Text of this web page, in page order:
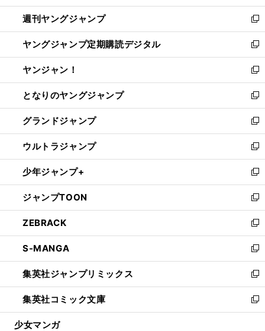
開
く
ウ
で
開
く
ン
ド
ウ
で
開
く
ウ
ィ
ン
ド
ウ
で
開
く
週刊ヤングジャンプ
新
し
い
ウ
ィ
ン
ド
ウ
で
開
く
ヤングジャンプ定期購読デジタル
新
し
い
ウ
ィ
ン
ド
ウ
で
開
く
ヤンジャン！
新
し
い
ウ
ィ
ン
ド
ウ
で
開
く
となりのヤングジャンプ
新
し
い
ウ
ィ
ン
ド
ウ
で
開
く
グランドジャンプ
新
し
い
ウ
ィ
ン
ド
ウ
で
開
く
ウルトラジャンプ
新
し
い
ウ
ィ
ン
ド
ウ
で
開
く
少年ジャンプ+
新
し
い
ウ
ィ
ン
ド
ウ
で
開
く
ジャンプTOON
新
し
い
ウ
ィ
ン
ド
ウ
で
開
ZEBRACK
新
し
い
ウ
ィ
ン
ド
ウ
S-MANGA
新
し
い
ウ
ィ
ン
集英社ジャンプリミックス
新
し
い
ウ
集英社コミック文庫
新
し
少女マンガ